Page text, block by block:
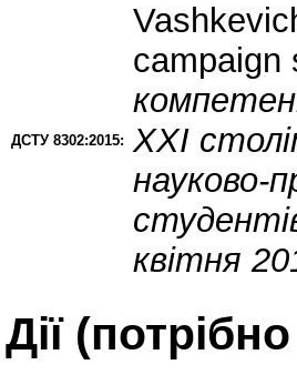
ДСТУ 8302:2015:
campaign
ХХІ
науково-
квітня
Дії